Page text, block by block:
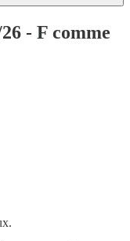
- F comme